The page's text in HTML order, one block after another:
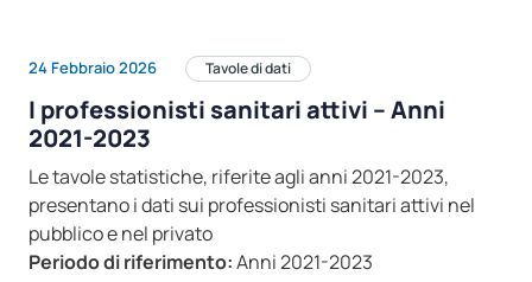
24 Febbraio 2026 Tavole di dati
I professionisti sanitari attivi – Anni
2021-2023
Le tavole statistiche, riferite agli anni 2021-2023,
presentano i dati sui professionisti sanitari attivi nel
pubblico e nel privato
Periodo di riferimento:Anni 2021-2023